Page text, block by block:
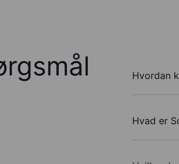
Hvordan
Hvad er